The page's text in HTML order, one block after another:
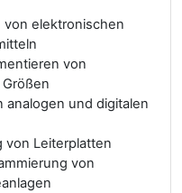
von elektronischen
von
analogen und digitalen
von Leiterplatten
von